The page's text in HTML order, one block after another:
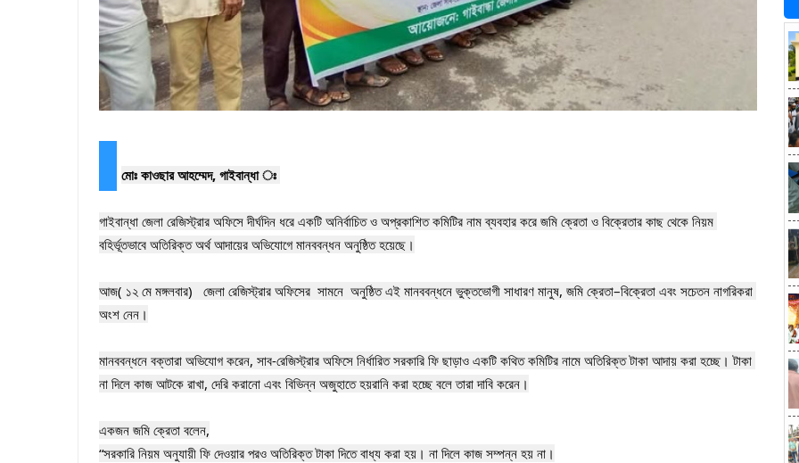
‎মোঃ কাওছার আহম্মেদ, গাইবান্ধা ঃ
‎গাইবান্ধা জেলা রেজিস্ট্রার অফিসে দীর্ঘদিন ধরে একটি অনির্বাচিত ও অপ্রকাশিত কমিটির নাম ব্যবহার করে জমি ক্রেতা ও বিক্রেতার কাছ থেকে নিয়ম
বহির্ভূতভাবে অতিরিক্ত অর্থ আদায়ের অভিযোগে মানববন্ধন অনুষ্ঠিত হয়েছে।
‎আজ( ১২ মে মঙ্গলবার)   জেলা রেজিস্ট্রার অফিসের  সামনে  অনুষ্ঠিত এই মানববন্ধনে ভুক্তভোগী সাধারণ মানুষ, জমি ক্রেতা–বিক্রেতা এবং সচেতন নাগরিকরা
অংশ নেন।
‎মানববন্ধনে বক্তারা অভিযোগ করেন, সাব-রেজিস্ট্রার অফিসে নির্ধারিত সরকারি ফি ছাড়াও একটি কথিত কমিটির নামে অতিরিক্ত টাকা আদায় করা হচ্ছে। টাকা
না দিলে কাজ আটকে রাখা, দেরি করানো এবং বিভিন্ন অজুহাতে হয়রানি করা হচ্ছে বলে তারা দাবি করেন।
‎একজন জমি ক্রেতা বলেন,
‎“সরকারি নিয়ম অনুযায়ী ফি দেওয়ার পরও অতিরিক্ত টাকা দিতে বাধ্য করা হয়। না দিলে কাজ সম্পন্ন হয় না।